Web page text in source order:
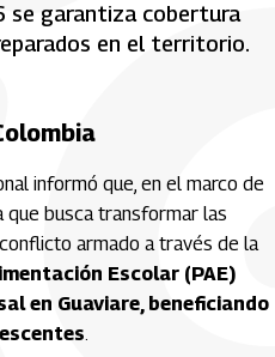
se garantiza cobertura
en el territorio.
informó que, en el marco de
que busca transformar las
armado a través de la
Escolar (PAE)
en Guaviare, beneficiando
.